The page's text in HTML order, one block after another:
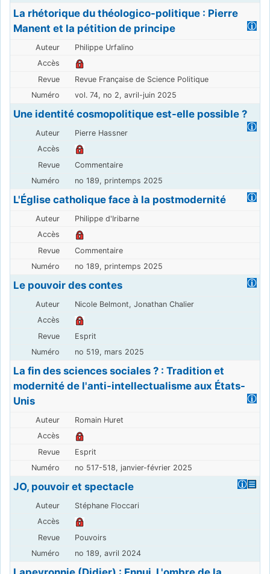
La rhétorique du théologico-politique : Pierre
Manent et la pétition de principe
Philippe Urfalino
Revue Française de Science Politique
vol. 74, no 2, avril-juin 2025
Une identité cosmopolitique est-elle possible ?
Pierre Hassner
Commentaire
no 189, printemps 2025
L'Église catholique face à la postmodernité
Philippe d'Iribarne
Commentaire
no 189, printemps 2025
Le pouvoir des contes
Nicole Belmont, Jonathan Chalier
Esprit
no 519, mars 2025
La fin des sciences sociales ? : Tradition et
modernité de l'anti-intellectualisme aux États-
Unis
Romain Huret
Esprit
no 517-518, janvier-février 2025
JO, pouvoir et spectacle
Stéphane Floccari
Pouvoirs
no 189, avril 2024